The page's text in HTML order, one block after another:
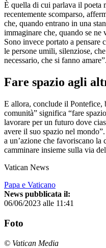
È quella di cui parlava il poeta
recentemente scomparso,
che, quando entrano in una
immaginare che, quando se ne
Sono invece portato a pensare
le persone umili, silenziose,
necessario, che si fanno amare”.
Fare spazio agli
E allora, conclude il Pontefice,
comunità” significa “fare
lavorare per un futuro dove
avere il suo spazio nel
a un’azione che favoriscano
camminare insieme sulla via
Vatican News
Papa e Vaticano
News pubblicata il:
06/06/2023 alle 11:41
Foto
© Vatican Media